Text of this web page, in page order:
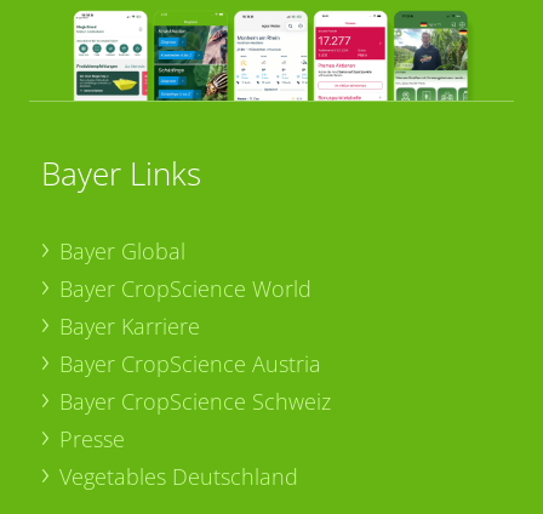
Bayer Links
Bayer Global
Bayer CropScience World
Bayer Karriere
Bayer CropScience Austria
Bayer CropScience Schweiz
Presse
Vegetables Deutschland